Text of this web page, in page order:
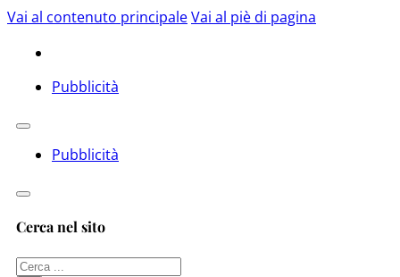
Vai al contenuto principaleVai al piè di pagina
Pubblicità
Pubblicità
Cerca nel sito
Cerca